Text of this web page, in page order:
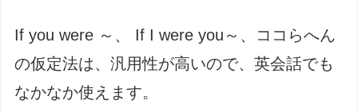
If you were ～、 If I were you～、ココらへん
の仮定法は、汎用性が高いので、英会話でも
なかなか使えます。